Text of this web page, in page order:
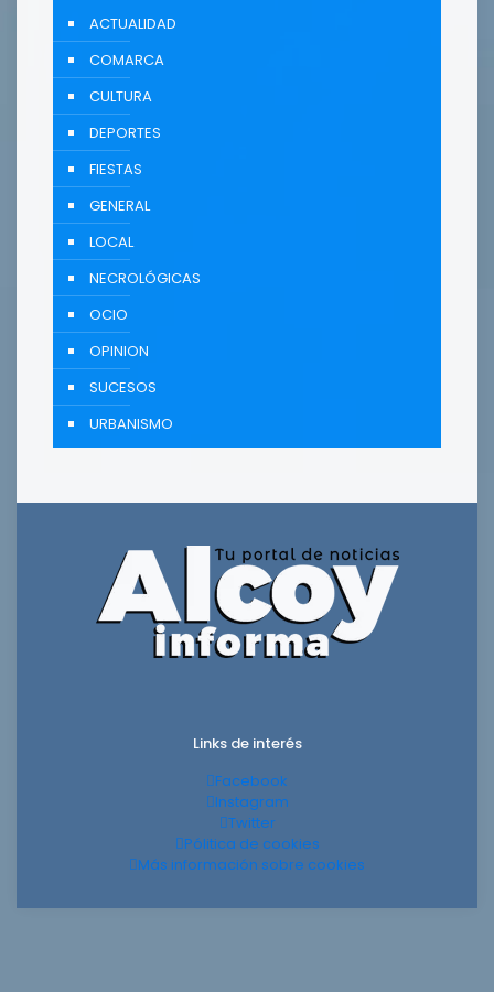
ACTUALIDAD
COMARCA
CULTURA
DEPORTES
FIESTAS
GENERAL
LOCAL
NECROLÓGICAS
OCIO
OPINION
SUCESOS
URBANISMO
Links de interés
Facebook
Instagram
Twitter
Pólitica de cookies
Más información sobre cookies